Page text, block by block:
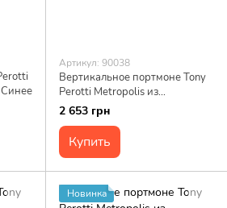
Артикул: 90038
Вертикальное портмоне Tony
Perotti Metropolis из
натуральной кожи 3571
(90038) Синее
2 653 грн
Купить
Новинка